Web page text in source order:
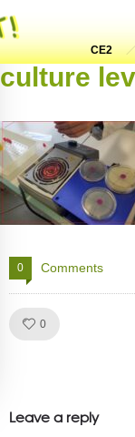
CE2
culture
0 Comments
0
Leave a reply